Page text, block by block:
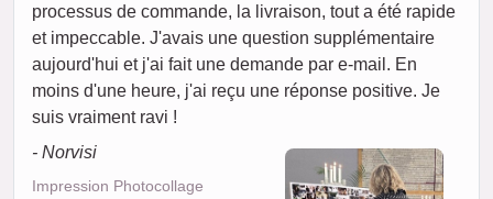
processus de commande, la livraison, tout a été rapide
et impeccable. J'avais une question supplémentaire
aujourd'hui et j'ai fait une demande par e-mail. En
moins d'une heure, j'ai reçu une réponse positive. Je
suis vraiment ravi !
- Norvisi
Impression Photocollage